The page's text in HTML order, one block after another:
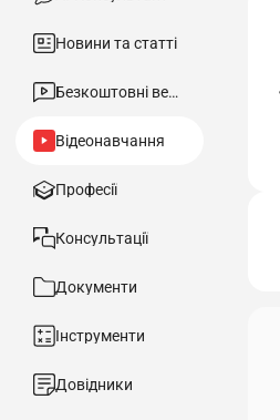
Новини та статті
Безкоштовні вебінари
Відеонавчання
Професії
Консультації
Документи
Інструменти
Довідники